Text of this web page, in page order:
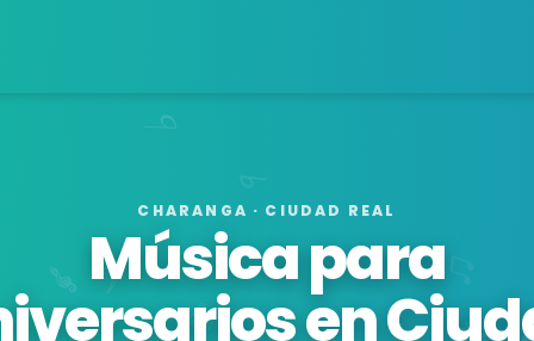
CHARANGA · CIUDAD REAL
Música para
en